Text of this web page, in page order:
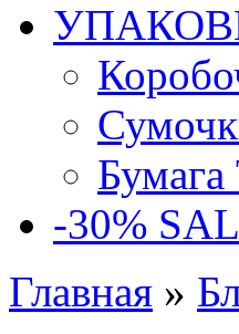
-30%
Главная »